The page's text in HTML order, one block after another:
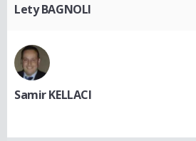
Lety BAGNOLI
Samir KELLACI